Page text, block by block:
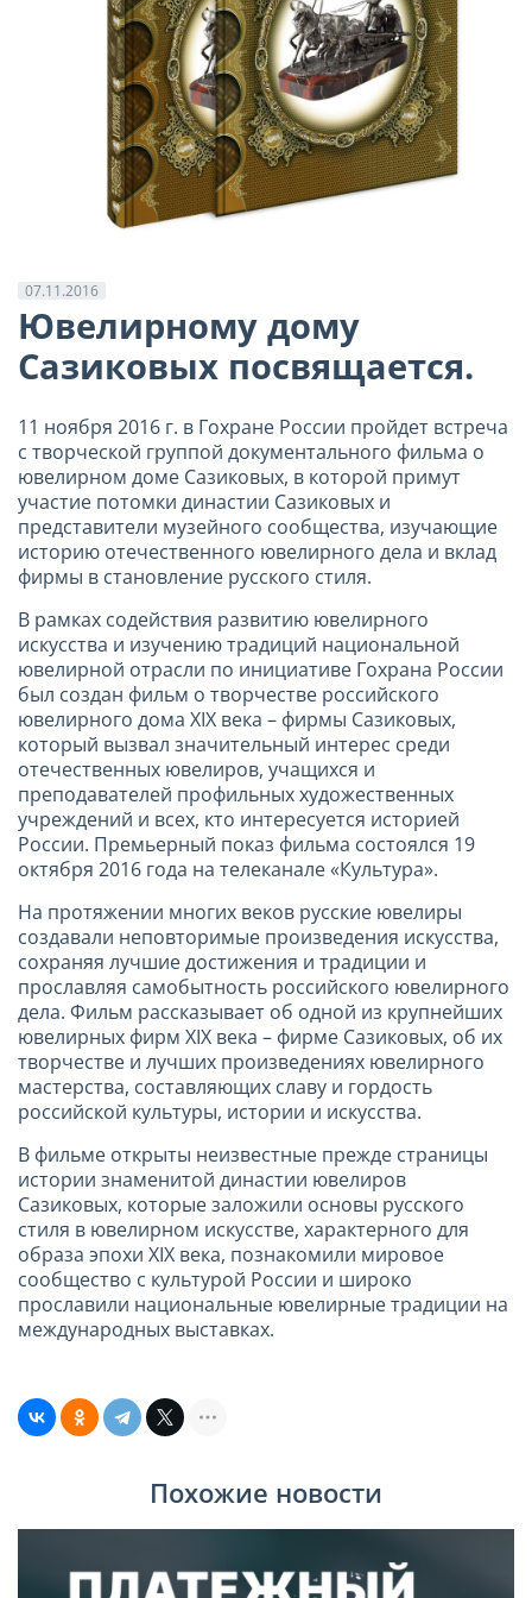
07.11.2016
Ювелирному дому
Сазиковых посвящается.
11 ноября 2016 г. в Гохране России пройдет встреча
с творческой группой документального фильма о
ювелирном доме Сазиковых, в которой примут
участие потомки династии Сазиковых и
представители музейного сообщества, изучающие
историю отечественного ювелирного дела и вклад
фирмы в становление русского стиля.
В рамках содействия развитию ювелирного
искусства и изучению традиций национальной
ювелирной отрасли по инициативе Гохрана России
был создан фильм о творчестве российского
ювелирного дома XIX века – фирмы Сазиковых,
который вызвал значительный интерес среди
отечественных ювелиров, учащихся и
преподавателей профильных художественных
учреждений и всех, кто интересуется историей
России. Премьерный показ фильма состоялся 19
октября 2016 года на телеканале «Культура».
На протяжении многих веков русские ювелиры
создавали неповторимые произведения искусства,
сохраняя лучшие достижения и традиции и
прославляя самобытность российского ювелирного
дела. Фильм рассказывает об одной из крупнейших
ювелирных фирм XIX века – фирме Сазиковых, об их
творчестве и лучших произведениях ювелирного
мастерства, составляющих славу и гордость
российской культуры, истории и искусства.
В фильме открыты неизвестные прежде страницы
истории знаменитой династии ювелиров
Сазиковых, которые заложили основы русского
стиля в ювелирном искусстве, характерного для
образа эпохи XIX века, познакомили мировое
сообщество с культурой России и широко
прославили национальные ювелирные традиции на
международных выставках.
Похожие новости